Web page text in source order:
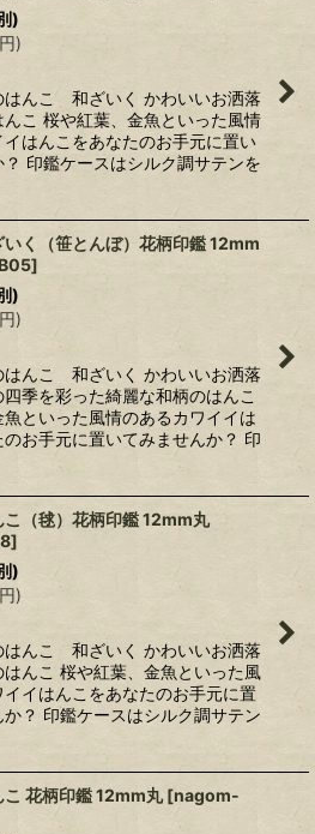
)
円)
はんこ 和ざいく かわいいお洒落
んこ 桜や紅葉、金魚といった風情
はんこをあなたのお手元に置い
印鑑ケースはシルク調サテンを
いく（笹とんぼ）花柄印鑑 12mm
]
)
円)
はんこ 和ざいく かわいいお洒落
季を彩った綺麗な和柄のはんこ
といった風情のあるカワイイは
のお手元に置いてみませんか？ 印
こ（毬）花柄印鑑 12mm丸
]
)
円)
はんこ 和ざいく かわいいお洒落
はんこ 桜や紅葉、金魚といった風
イはんこをあなたのお手元に置
？ 印鑑ケースはシルク調サテン
こ 花柄印鑑 12mm丸 [nagom-